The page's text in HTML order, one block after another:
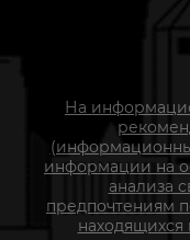
На
информации на
анализа
предпочтениям